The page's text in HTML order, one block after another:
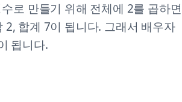
로 만들기 위해 전체에 2를 곱하면
2, 합계 7이 됩니다. 그래서 배우자
됩니다.